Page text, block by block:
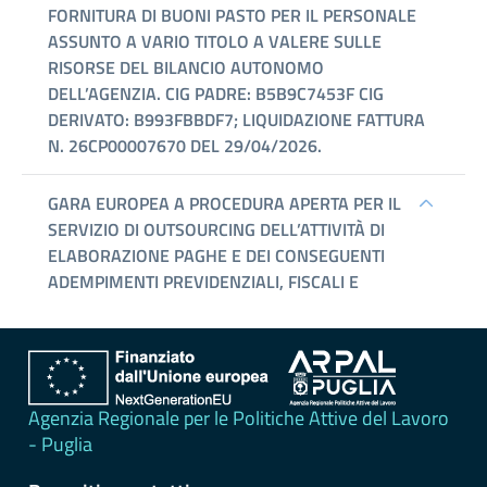
Agenzia Regionale per le Politiche Attive del Lavoro
- Puglia
Pagamenti
dell'amministrazione
Opere
pubbliche
Pianificazione
governo
territorio
Informazioni
ambientali